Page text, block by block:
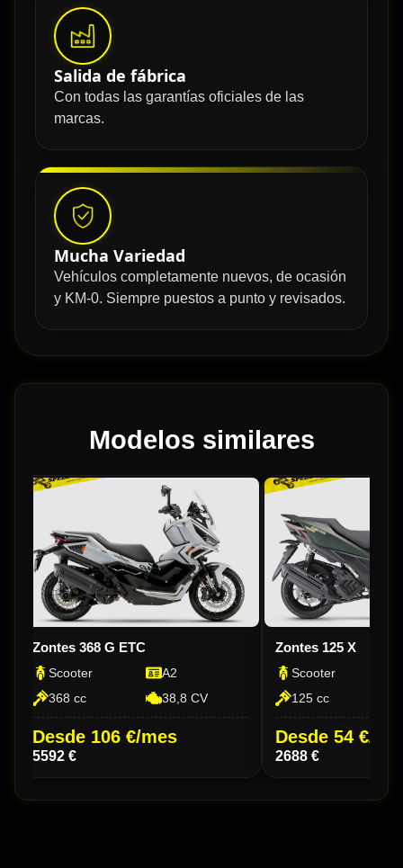
Salida de fábrica
Con todas las garantías oficiales de las
marcas.
Mucha Variedad
Vehículos completamente nuevos, de ocasión
y KM-0. Siempre puestos a punto y revisados.
Modelos similares
Zontes 368 G ETC
Scooter
A2
368 cc
38,8 CV
Desde 106 €/mes
5592 €
Zontes 125 X
Scooter
125 cc
Desde 54 €/
2688 €